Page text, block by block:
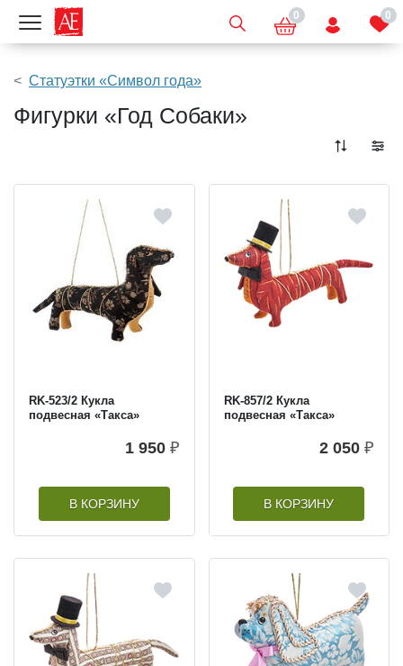
Показать меню 0 0
Статуэтки «Символ года»
Фигурки «Год Собаки»
RK-523/2 Кукла
подвесная «Такса»
1 950 ₽
В КОРЗИНУ
RK-857/2 Кукла
подвесная «Такса»
2 050 ₽
В КОРЗИНУ